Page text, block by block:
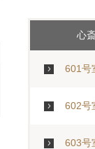
心
601号
602号
603号